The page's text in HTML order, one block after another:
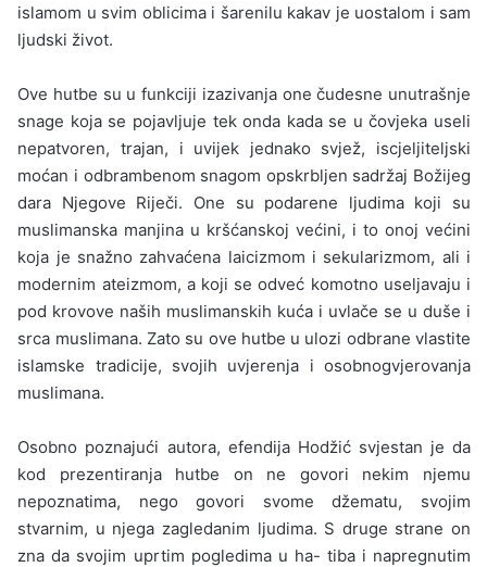
islamom u svim oblicima i šarenilu kakav je uostalom i sam
ljudski život.
Ove hutbe su u funkciji izazivanja one čudesne unutrašnje
sna­ge koja se pojavljuje tek onda kada se u čovjeka useli
nepatvoren, trajan, i uvijek jednako svjež, iscjeljiteljski
moćan i odbrambenom snagom opskrbljen sadržaj Božijeg
dara Njegove Riječi. One su po­darene ljudima koji su
muslimanska manjina u kršćanskoj većini, i to onoj većini
koja je snažno zahvaćena laicizmom i sekularizmom, ali i
modernim ateizmom, a koji se odveć komotno useljavaju i
pod krovove naših muslimanskih kuća i uvlače se u duše i
srca musli­mana. Zato su ove hutbe u ulozi odbrane vlastite
islamske tradici­je, svojih uvjerenja i osobnogvjerovanja
muslimana.
Osobno poznajući autora, efendija Hodžić svjestan je da
kod prezentiranja hutbe on ne govori nekim njemu
nepoznatima, nego govori svome džematu, svojim
stvarnim, u njega zagledanim ljudima. S druge strane on
zna da svojim uprtim pogledima u ha- tiba i napregnutim